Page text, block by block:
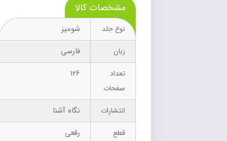
مشخصات کالا
نوع جلد شومیز
نگاه آشنا